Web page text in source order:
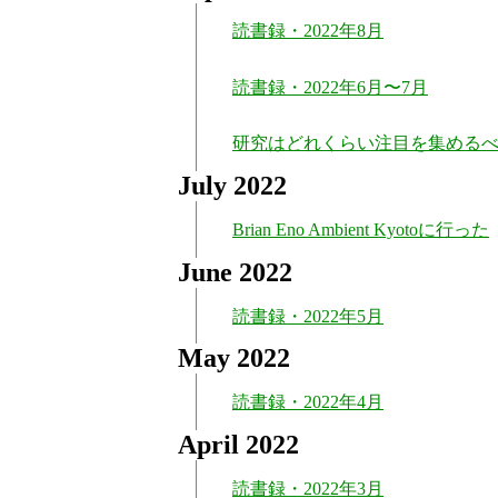
読書録・2022年8月
読書録・2022年6月〜7月
研究はどれくらい注目を集める
July 2022
Brian Eno Ambient Kyotoに行った
June 2022
読書録・2022年5月
May 2022
読書録・2022年4月
April 2022
読書録・2022年3月